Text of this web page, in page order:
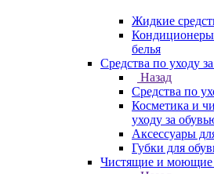
Жидкие
Кондиционеры
белья
Средства по уходу
Назад
Средства по
Косметика и
уходу за
Аксессуары
Губки для
Чистящие и моющие